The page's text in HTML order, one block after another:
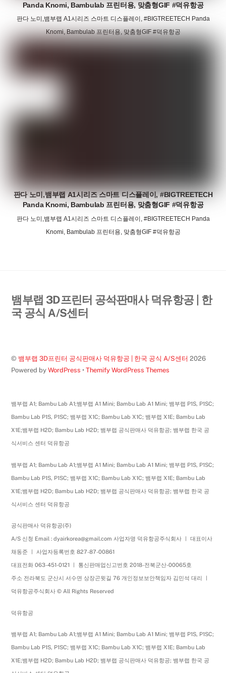
Panda Knomi, Bambulab 프린터용, 맞춤형GIF #덕유항공
판다 노미,뱀부랩 A1시리즈 스마트 디스플레이, #BIGTREETECH Panda
Knomi, Bambulab 프린터용, 맞춤형GIF #덕유항공
판다 노미,뱀부랩 A1시리즈 스마트 디스플레이, #BIGTREETECH
Panda Knomi, Bambulab 프린터용, 맞춤형GIF #덕유항공
판다 노미,뱀부랩 A1시리즈 스마트 디스플레이, #BIGTREETECH Panda
Knomi, Bambulab 프린터용, 맞춤형GIF #덕유항공
Back
뱀부랩 3D프린터 공식판매사 덕유항공 | 한
국 공식 A/S센터
© 뱀부랩 3D프린터 공식판매사 덕유항공 | 한국 공식 A/S센터 2026
Powered byWordPress •Themify WordPress Themes
뱀부랩 A1; Bambu Lab A1;뱀부랩 A1 Mini; Bambu Lab A1 Mini; 뱀부랩 P1S, P1SC;
Bambu Lab P1S, P1SC; 뱀부랩 X1C; Bambu Lab X1C; 뱀부랩 X1E; Bambu Lab
X1E;뱀부랩 H2D; Bambu Lab H2D; 뱀부랩 공식판매사 덕유항공; 뱀부랩 한국 공
식서비스 센터 덕유항공
뱀부랩 A1; Bambu Lab A1;뱀부랩 A1 Mini; Bambu Lab A1 Mini; 뱀부랩 P1S, P1SC;
Bambu Lab P1S, P1SC; 뱀부랩 X1C; Bambu Lab X1C; 뱀부랩 X1E; Bambu Lab
X1E;뱀부랩 H2D; Bambu Lab H2D; 뱀부랩 공식판매사 덕유항공; 뱀부랩 한국 공
식서비스 센터 덕유항공
공식판매사 덕유항공(주)
A/S 신청 Email : dyairkorea@gmail.com 사업자명 덕유항공주식회사 ㅣ 대표이사
채동준 ㅣ 사업자등록번호 827-87-00861
대표전화 063-451-0121 ㅣ 통신판매업신고번호 2018-전북군산-00065호
주소 전라북도 군산시 서수면 상장곤윗길 76 개인정보보안책임자 김민석 대리 ㅣ
덕유항공주식회사 © All Rights Reserved
덕유항공
뱀부랩 A1; Bambu Lab A1;뱀부랩 A1 Mini; Bambu Lab A1 Mini; 뱀부랩 P1S, P1SC;
Bambu Lab P1S, P1SC; 뱀부랩 X1C; Bambu Lab X1C; 뱀부랩 X1E; Bambu Lab
X1E;뱀부랩 H2D; Bambu Lab H2D; 뱀부랩 공식판매사 덕유항공; 뱀부랩 한국 공